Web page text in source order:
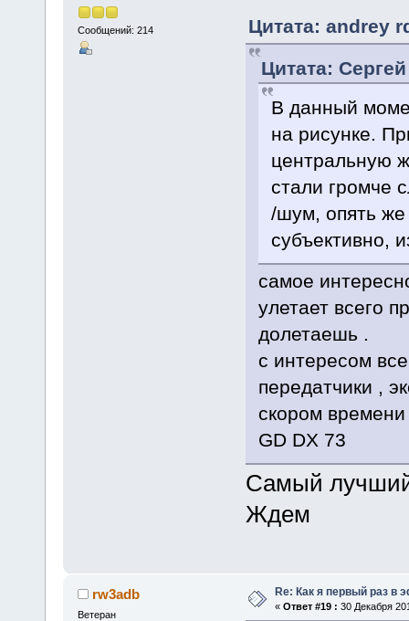
Сообщений: 214
Цитата: andrey
Цитата:
В данный
на рисунке.
центральную
стали громче
/шум, опять же
субъективно,
самое
улетает всего
долетаешь .
с интересом
передатчики ,
скором времени
GD DX 73
Самый лучший
Ждем
rw3adb
Ветеран
Re: Как я первый раз в
« Ответ #19 : 30 Декабря